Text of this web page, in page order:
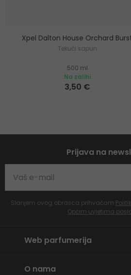
Xpel Dalton House Orchard
Tekući sapun
500 ml
Na zalihi
3,50 €
Prijava na
Slanjem ovog obrasca prihvaćam
Općim uvjetima
Web parfumerija
O nama